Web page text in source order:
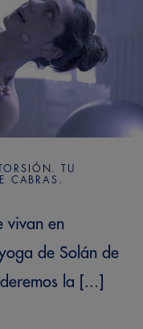
TU
CABRAS.
vivan en
de Solán de
la [...]